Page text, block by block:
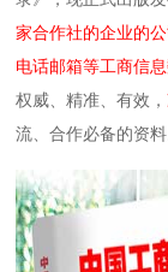
家合作社的企业的
电话邮箱等工商信
权威、精准、有效，
流、合作必备的资料